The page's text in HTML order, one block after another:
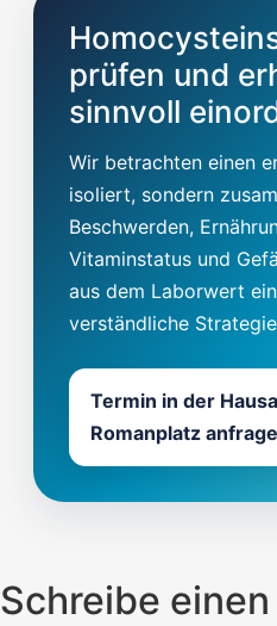
prüfen und
sinnvoll
Wir betrachten einen
isoliert, sondern
Beschwerden,
Vitaminstatus und
aus dem Laborwert
verständliche
Termin in der
Romanplatz
Schreibe